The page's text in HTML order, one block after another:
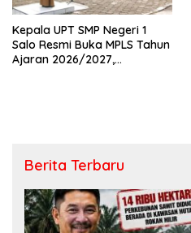
Kepala UPT SMP Negeri 1
Salo Resmi Buka MPLS Tahun
Ajaran 2026/2027,
Berita Terbaru